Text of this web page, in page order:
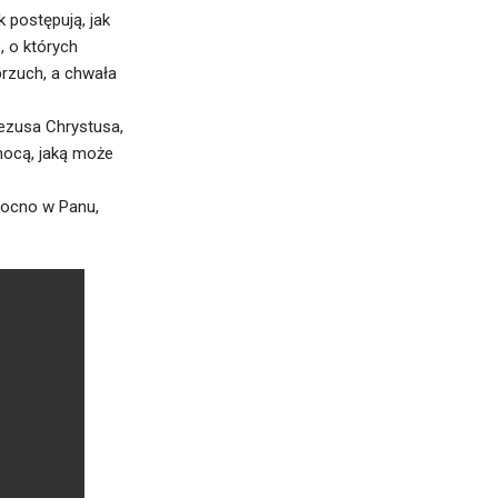
postępują, jak
o których
a chwała
Chrystusa,
jaką może
w Panu,